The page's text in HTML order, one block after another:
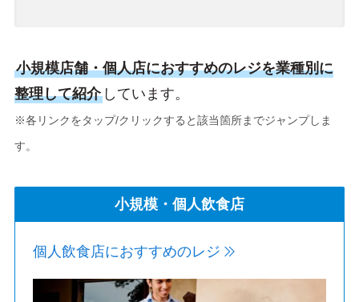
小規模店舗・個人店におすすめのレジを業種別に
整理して紹介しています。
※各リンクをタップ/クリックすると該当箇所までジャンプしま
す。
小規模・個人飲食店
個人飲食店におすすめのレジ